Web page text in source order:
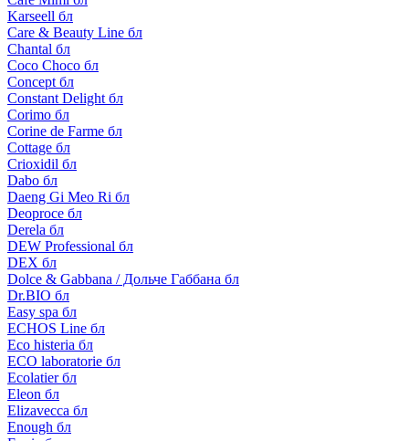
Karseell бл
Care & Beauty Line бл
Chantal бл
Coco Choco бл
Concept бл
Constant Delight бл
Corimo бл
Corine de Farme бл
Cottage бл
Crioxidil бл
Dabo бл
Daeng Gi Meo Ri бл
Deoproce бл
Derela бл
DEW Professional бл
DEX бл
Dolce & Gabbana / Дольче Габбана бл
Dr.BIO бл
Easy spa бл
ECHOS Line бл
Eco histeria бл
ECO laboratorie бл
Ecolatier бл
Eleon бл
Elizavecca бл
Enough бл